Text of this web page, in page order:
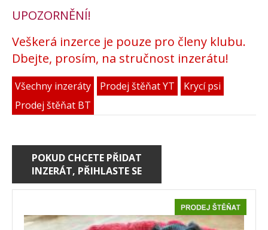
UPOZORNĚNÍ!
Veškerá inzerce je pouze pro členy klubu.
Dbejte, prosím, na stručnost inzerátu!
Všechny inzeráty Prodej štěňat YT
Krycí psi
Prodej štěňat BT
POKUD CHCETE PŘIDAT
INZERÁT, PŘIHLASTE SE